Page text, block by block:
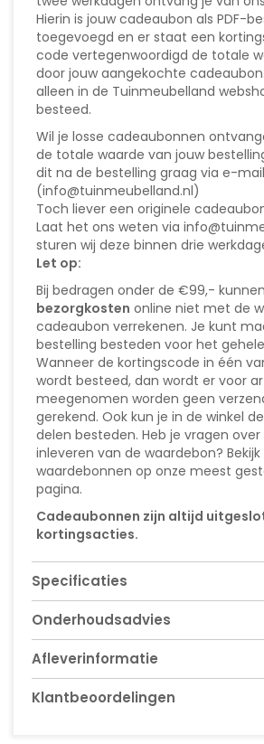
Hierin is jouw cadeaubon als PDF-
toegevoegd en er staat een
code vertegenwoordigd de totale
door jouw aangekochte
alleen in de Tuinmeubelland
besteed.
Wil je losse cadeaubonnen
de totale waarde van jouw
dit na de bestelling graag via e-
(info@tuinmeubelland.nl)
Toch liever een originele
Laat het ons weten via
sturen wij deze binnen drie
Let op:
Bij bedragen onder de €99,-
bezorgkosten online niet met de
cadeaubon verrekenen. Je kunt
bestelling besteden voor het
Wanneer de kortingscode in één
wordt besteed, dan wordt er voor
meegenomen worden geen
gerekend. Ook kun je in de winkel
delen besteden. Heb je vragen
inleveren van de waardebon?
waardebonnen op onze meest
pagina.
Cadeaubonnen zijn altijd
kortingsacties.
Specificaties
Onderhoudsadvies
Afleverinformatie
Klantbeoordelingen